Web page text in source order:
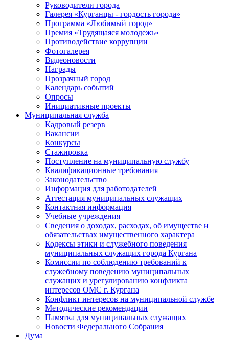
Руководители города
Галерея «Курганцы - гордость города»
Программа «Любимый город»
Премия «Трудящаяся молодежь»
Противодействие коррупции
Фотогалерея
Видеоновости
Награды
Прозрачный город
Календарь событий
Опросы
Инициативные проекты
Муниципальная служба
Кадровый резерв
Вакансии
Конкурсы
Стажировка
Поступление на муниципальную службу
Квалификационные требования
Законодательство
Информация для работодателей
Аттестация муниципальных служащих
Контактная информация
Учебные учреждения
Сведения о доходах, расходах, об имуществе и
обязательствах имущественного характера
Кодексы этики и служебного поведения
муниципальных служащих города Кургана
Комиссии по соблюдению требований к
служебному поведению муниципальных
служащих и урегулированию конфликта
интересов ОМС г. Кургана
Конфликт интересов на муниципальной службе
Методические рекомендации
Памятка для муниципальных служащих
Новости Федерального Cобрания
Дума